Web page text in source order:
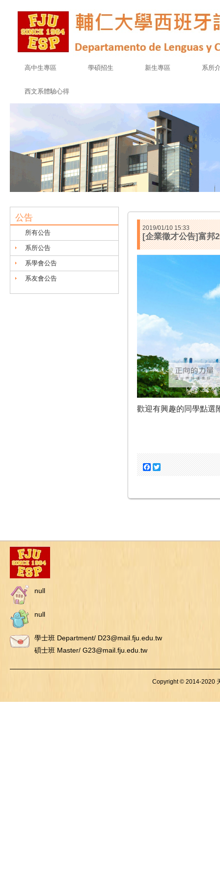
高中生專區 學碩招生 新生專區 系所
西文系體驗心得
公告
所有公告
系所公告
系學會公告
系友會公告
2019/01/10 15:33
[企業徵才公告]富邦
歡迎有興趣的同學點選
Facebook
null
null
學士班 Department/ D23@mail.fju.edu.tw
碩士班 Master/ G23@mail.fju.edu.tw
Copyright © 2014-2020